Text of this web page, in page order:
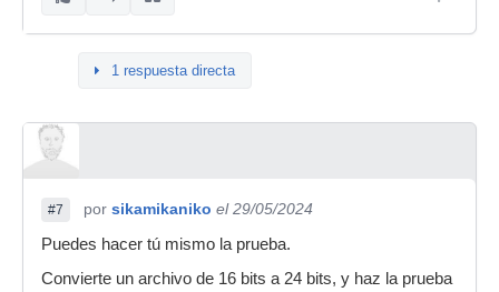
1 respuesta directa
#7 por sikamikaniko el 29/05/2024
Puedes hacer tú mismo la prueba.
Convierte un archivo de 16 bits a 24 bits, y haz la prueba